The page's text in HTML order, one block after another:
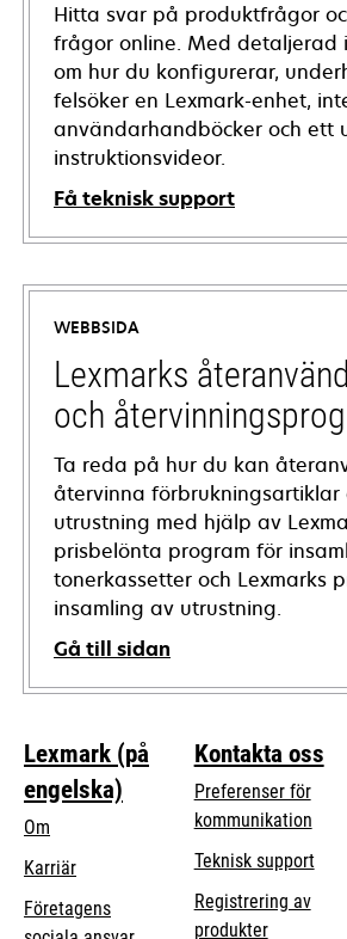
Hitta svar på produktfrågor
frågor online. Med detaljerad
om hur du konfigurerar,
felsöker en Lexmark-enhet,
användarhandböcker och ett
instruktionsvideor.
Få teknisk support
opens
in
new
tab
WEBBSIDA
Lexmarks
och
Ta reda på hur du kan
återvinna förbrukningsartiklar
utrustning med hjälp av
prisbelönta program för
tonerkassetter och Lexmarks
insamling av utrustning.
Gå till sidan
Lexmark (på
engelska)
Om
Karriär
Företagens
Kontakta oss
Preferenser för
kommunikation
Teknisk support
Registrering av
produkter